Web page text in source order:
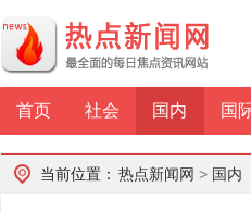
首页 社会 国内 国
当前位置： 热点新闻网 > 国内